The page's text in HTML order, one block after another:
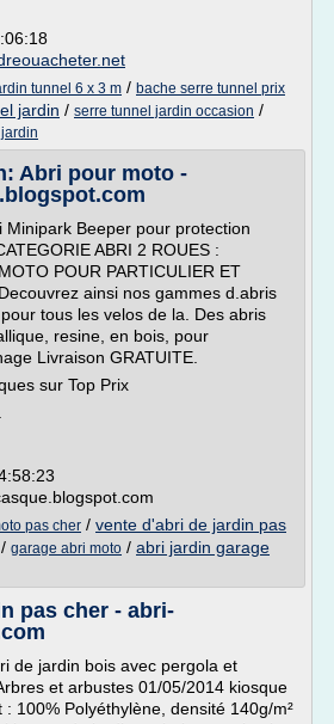
tunnel 6 x 3 m / bache serre tunnel prix
jardin / serre tunnel jardin occasion /
Abri pour moto -
Minipark Beeper pour protection
ABRI 2 ROUES :
POUR PARTICULIER ET
ainsi nos gammes d.abris
tous les velos de la. Des abris
resine, en bois, pour
Livraison GRATUITE.
sur Top Prix
pas cher / vente d'abri de jardin pas
/ garage abri moto / abri jardin garage
pas cher - abri-
de jardin bois avec pergola et
et arbustes 01/05/2014 kiosque
: 100% Polyéthylène, densité 140g/m²